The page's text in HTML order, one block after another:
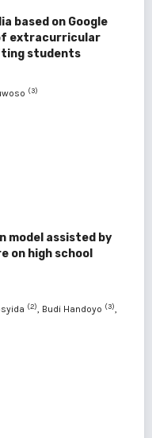
based on Google
extracurricular
students
(3)
model assisted by
on high school
(2), Budi Handoyo (3),